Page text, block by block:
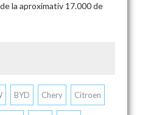
la aproximativ 17.000 de
BYD Chery Citroen